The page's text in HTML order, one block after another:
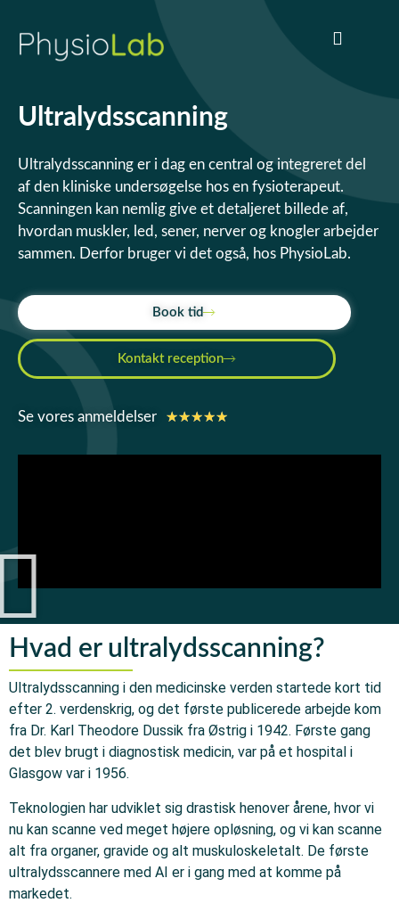
Ultralydsscanning
Ultralydsscanning er i dag en central og integreret del
af den kliniske undersøgelse hos en fysioterapeut.
Scanningen kan nemlig give et detaljeret billede af,
hvordan muskler, led, sener, nerver og knogler arbejder
sammen. Derfor bruger vi det også, hos PhysioLab.
Book tid
Kontakt reception
Se vores anmeldelser ★★★★★
Hvad er ultralydsscanning?
Ultralydsscanning i den medicinske verden startede kort tid
efter 2. verdenskrig, og det første publicerede arbejde kom
fra Dr. Karl Theodore Dussik fra Østrig i 1942. Første gang
det blev brugt i diagnostisk medicin, var på et hospital i
Glasgow var i 1956.
Teknologien har udviklet sig drastisk henover årene, hvor vi
nu kan scanne ved meget højere opløsning, og vi kan scanne
alt fra organer, gravide og alt muskuloskeletalt. De første
ultralydsscannere med AI er i gang med at komme på
markedet.